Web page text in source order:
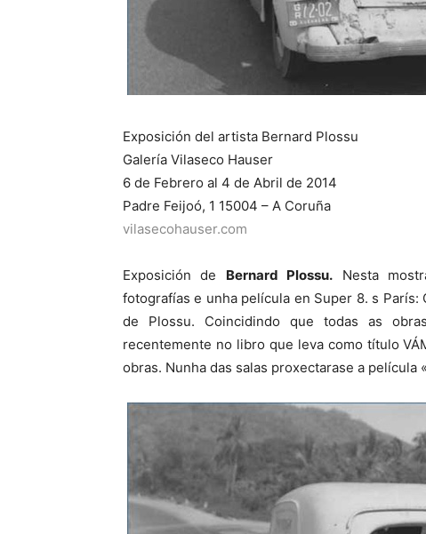
Exposición del artista Bernard Plossu
Galería Vilaseco Hauser
6 de Febrero al 4 de Abril de 2014
Padre Feijoó, 1 15004 – A Coruña
vilasecohauser.com
Exposición de Bernard Plossu. Nesta
fotografías e unha película en Super 8. s
de Plossu. Coincidindo que todas as
recentemente no libro que leva como título
obras. Nunha das salas proxectarase a película